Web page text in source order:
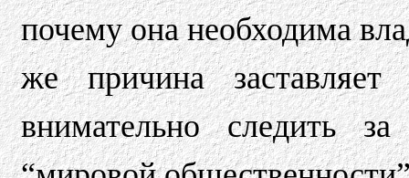
почему она необходима
же причина заставляет
внимательно следить